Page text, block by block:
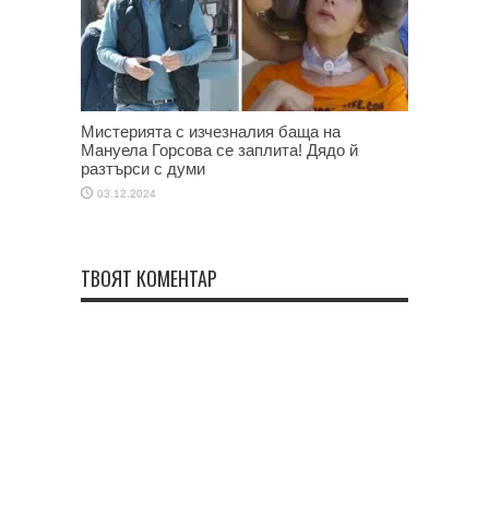
Мистерията с изчезналия баща на
Мануела Горсова се заплита! Дядо й
разтърси с думи
03.12.2024
ТВОЯТ КОМЕНТАР